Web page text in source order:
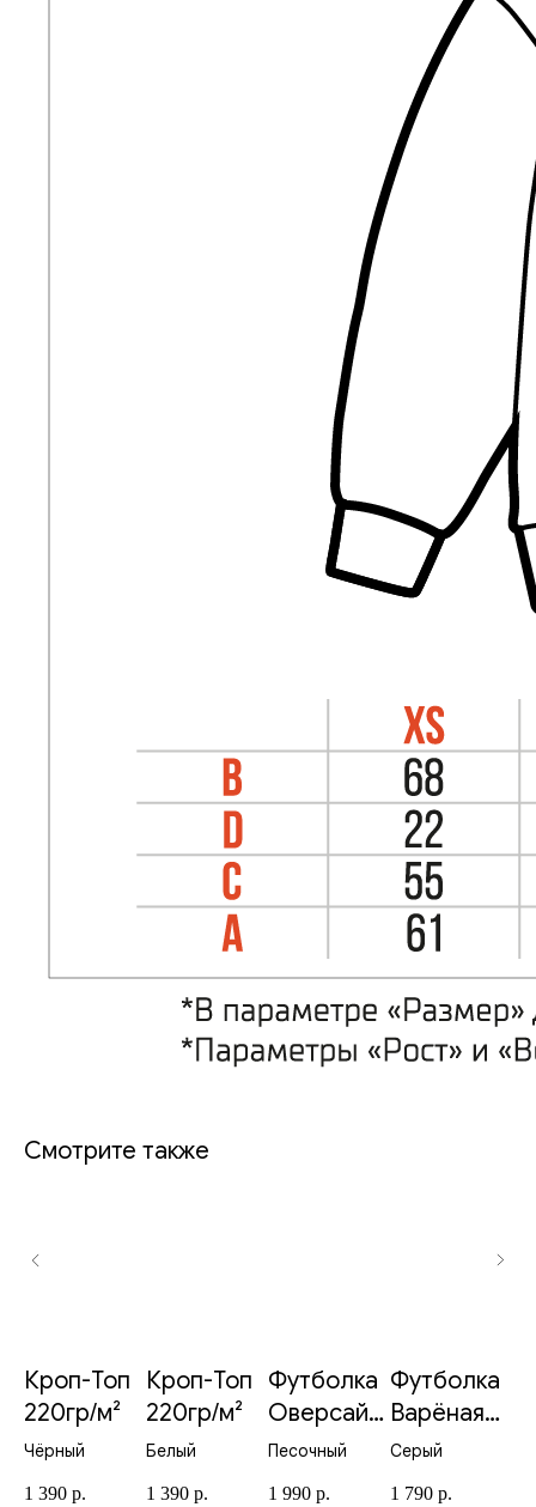
Смотрите также
Кроп-Топ
220гр/м²
Чёрный
1 390 р.
Кроп-Топ
220гр/м²
Белый
1 390 р.
Футболка
Оверсайз
260гр/м²
Песочный
1 990 р.
Футболка
Варёная
серая
Серый
1 790 р.